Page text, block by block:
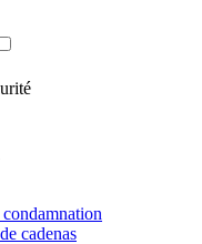
condamnation
cadenas